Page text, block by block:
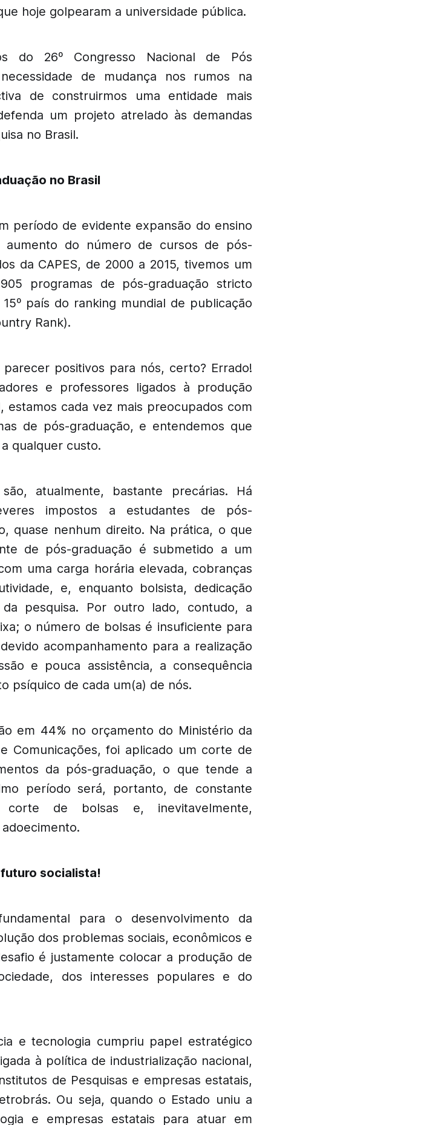
hoje golpearam a universidade pública.
do 26º Congresso Nacional de Pós
de mudança nos rumos na
de construirmos uma entidade mais
um projeto atrelado às demandas
no Brasil.
no Brasil
período de evidente expansão do ensino
aumento do número de cursos de pós-
da CAPES, de 2000 a 2015, tivemos um
programas de pós-graduação stricto
país do ranking mundial de publicação
Rank).
positivos para nós, certo? Errado!
e professores ligados à produção
estamos cada vez mais preocupados com
de pós-graduação, e entendemos que
qualquer custo.
atualmente, bastante precárias. Há
impostos a estudantes de pós-
quase nenhum direito. Na prática, o que
de pós-graduação é submetido a um
uma carga horária elevada, cobranças
e, enquanto bolsista, dedicação
da pesquisa. Por outro lado, contudo, a
o número de bolsas é insuficiente para
acompanhamento para a realização
e pouca assistência, a consequência
psíquico de cada um(a) de nós.
em 44% no orçamento do Ministério da
Comunicações, foi aplicado um corte de
da pós-graduação, o que tende a
período será, portanto, de constante
corte de bolsas e, inevitavelmente,
socialista!
para o desenvolvimento da
dos problemas sociais, econômicos e
é justamente colocar a produção de
dos interesses populares e do
e tecnologia cumpriu papel estratégico
à política de industrialização nacional,
de Pesquisas e empresas estatais,
Ou seja, quando o Estado uniu a
e empresas estatais para atuar em